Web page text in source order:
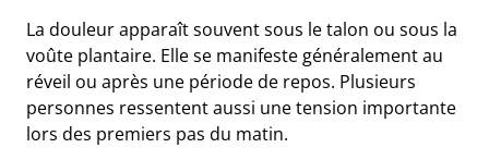
La douleur apparaît souvent sous le talon ou sous la
voûte plantaire. Elle se manifeste généralement au
réveil ou après une période de repos. Plusieurs
personnes ressentent aussi une tension importante
lors des premiers pas du matin.